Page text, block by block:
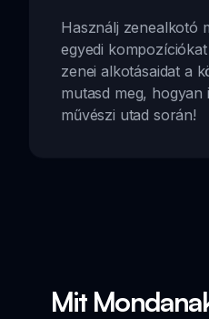
Használj zenealkotó
egyedi
zenei alkotásaidat a
mutasd meg, hogyan
művészi utad során!
Mit